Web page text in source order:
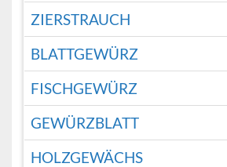
ZIERSTRAUCH
BLATTGEWÜRZ
FISCHGEWÜRZ
GEWÜRZBLATT
HOLZGEWÄCHS